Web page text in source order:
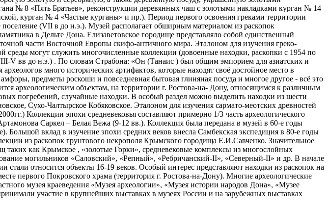
№ 8 «Пять Братьев», реконструкции деревянных чаш с золотыми накладками курган № 14
курган № 4 «Частые курганы» и пр.). Период первого освоения греками территории
(VII в до н.э.). Музей располагает обширным материалом из раскопок
в Дельте Дона. Елизаветовское городище представляло собой единственный
части Восточной Европы скифо-античного мира. Эталоном для изучения греко-
могут служить многочисленные коллекции (довоенные находки, раскопки с 1954 по
V вв до н.э.) . По словам Страбона: «Он (Танаис ) был общим эмпорием для азиатских и
много исторических артифактов, которые находят своё достойное место в
предметы роскоши и повседневная бытовая глиняная посуда и многое другое - всё это
археологическим объектам, на территории г. Ростова-на- Дону, относящимся к различным
погребений, случайные находки. В особый раздел можно выделить находки из шести
Сухо-Чалтырское Кобяковское. Эталоном для изучения сармато-меотских древностей
Коллекции эпохи средневековья составляют примерно 1/3 часть археологического
Саркел – Белая Вежа (9-12 вв.). Коллекция была передана в музей в 60-е годы
вклад в изучение эпохи средних веков внесла Самбекская экспедиция в 80-е годы
из раскопок грунтового некрополя Крымского городища Е.И.Савченко. Значительное
таких как Крымское , «золотые Горки», средневековые комплексы из многослойных
могильников «Саловский», «Репный», «Ребричанский-II», «Северный-II» и др. В начале
относится объекты 16-19 веков. Особый интерес представляют находки из раскопок на
первого Покровского храма (территория г. Ростова-на-Дону). Многие археологические
музея краеведения «Музея археологии», «Музея истории народов Дона», «Музее
участие в крупнейших выставках в музеях России и на зарубежных выставках